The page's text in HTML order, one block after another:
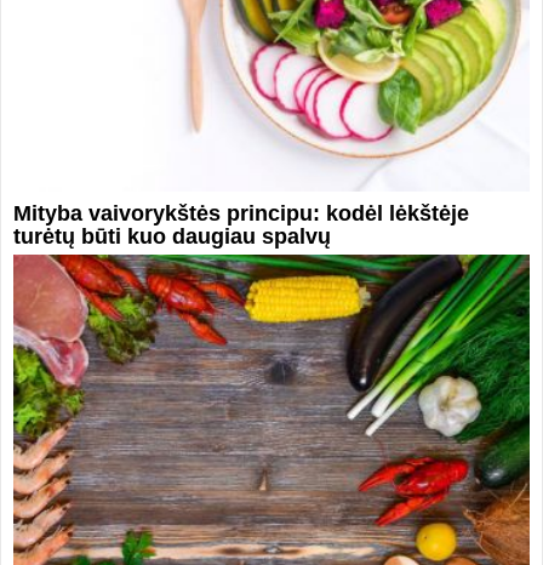
Mityba vaivorykštės principu: kodėl lėkštėje
turėtų būti kuo daugiau spalvų